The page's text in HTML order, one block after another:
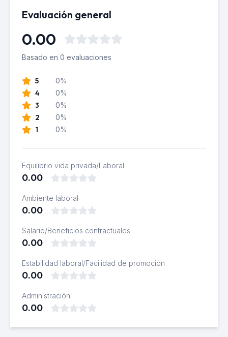
Evaluación general
0.00
Basado en 0 evaluaciones
5 0%
4 0%
3 0%
2 0%
1 0%
Equilibrio vida privada/Laboral
0.00
Ambiente laboral
0.00
Salario/Beneficios contractuales
0.00
Estabilidad laboral/Facilidad de promoción
0.00
Administración
0.00